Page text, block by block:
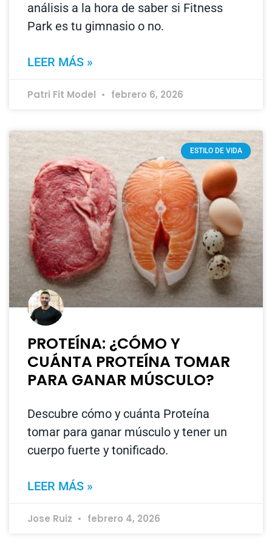
análisis a la hora de saber si Fitness
Park es tu gimnasio o no.
LEER MÁS »
Patri Fit Model febrero 6, 2026
ESTILO DE VIDA
PROTEÍNA: ¿CÓMO Y
CUÁNTA PROTEÍNA TOMAR
PARA GANAR MÚSCULO?
Descubre cómo y cuánta Proteína
tomar para ganar músculo y tener un
cuerpo fuerte y tonificado.
LEER MÁS »
Jose Ruiz febrero 4, 2026